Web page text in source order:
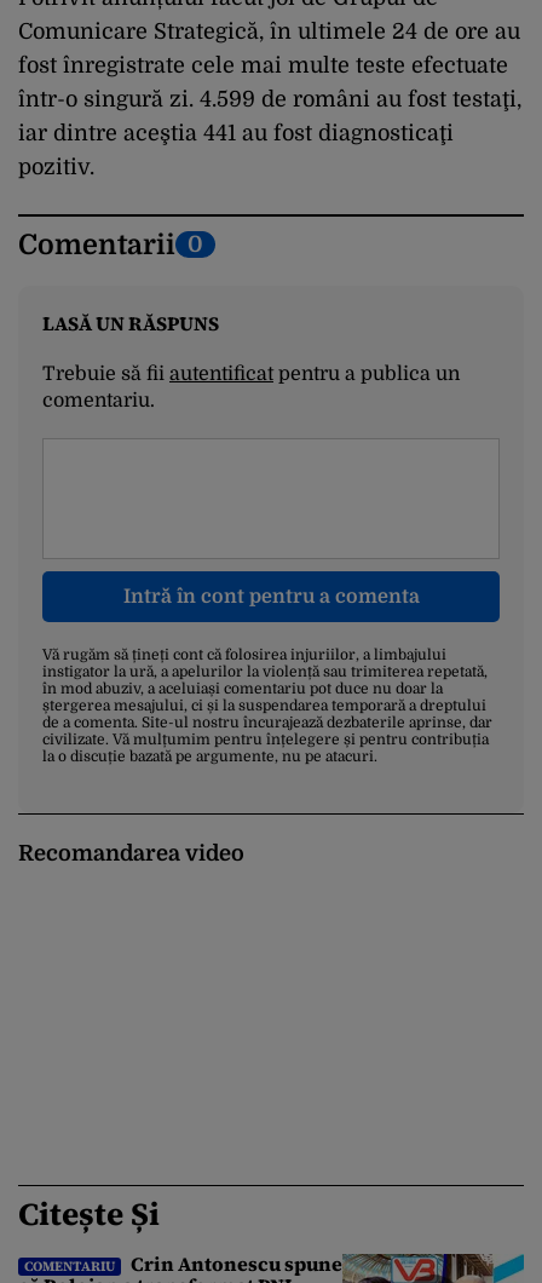
Comunicare Strategică, în ultimele 24 de ore au
fost înregistrate cele mai multe teste efectuate
într-o singură zi. 4.599 de români au fost testaţi,
iar dintre aceştia 441 au fost diagnosticaţi
pozitiv.
Comentarii 0
LASĂ UN RĂSPUNS
Trebuie să fii autentificatpentru a publica un
comentariu.
Intră în cont pentru a comenta
Vă rugăm să țineți cont că folosirea injuriilor, a limbajului
instigator la ură, a apelurilor la violență sau trimiterea repetată,
în mod abuziv, a aceluiași comentariu pot duce nu doar la
ștergerea mesajului, ci și la suspendarea temporară a dreptului
de a comenta. Site-ul nostru încurajează dezbaterile aprinse, dar
civilizate. Vă mulțumim pentru înțelegere și pentru contribuția
la o discuție bazată pe argumente, nu pe atacuri.
Recomandarea video
Citește Și
COMENTARIU
Crin Antonescu spune